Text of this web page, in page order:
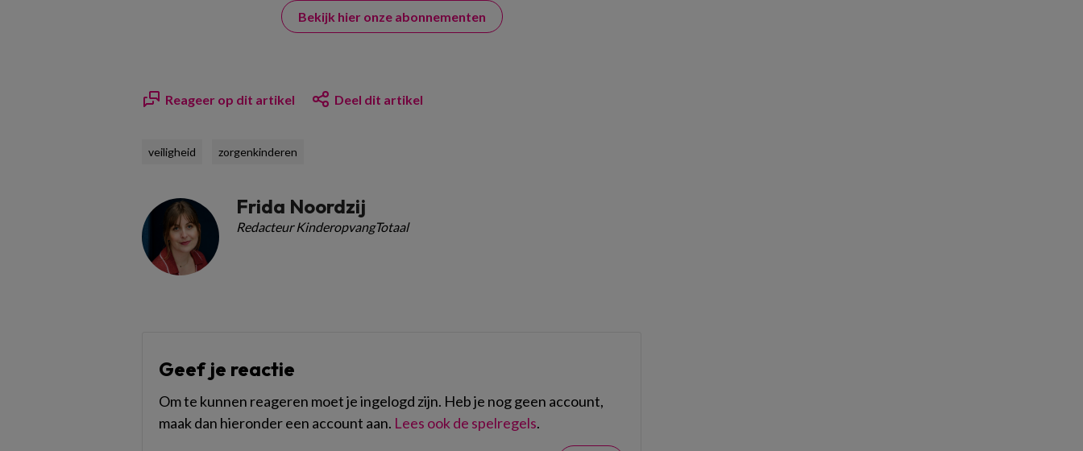
Bekijk hier onze abonnementen
Reageer op dit artikel Deel dit artikel
veiligheid zorgenkinderen
Frida Noordzij
Redacteur KinderopvangTotaal
Geef je reactie
Om te kunnen reageren moet je ingelogd zijn. Heb je nog geen account,
maak dan hieronder een account aan. Lees ook de spelregels.